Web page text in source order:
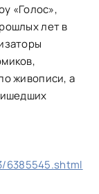
«Голос»,
лет в
живописи, а
6385545.shtml